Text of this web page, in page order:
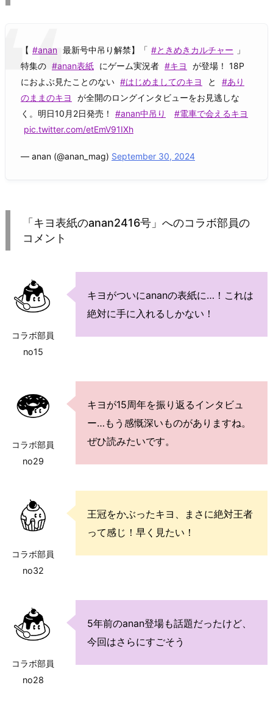
【 #anan 最新号中吊り解禁】「 #ときめきカルチャー
」
特集の #anan表紙 にゲーム実況者 #キヨ
が登場！ 18P
におよぶ見たことのない #はじめましてのキヨ と
#あり
のままのキヨ
が全開のロングインタビューをお見逃しな
く。明日10月2日発売！
#anan中吊り
#電車で会えるキヨ
pic.twitter.com/etEmV91IXh
— anan (@anan_mag) September 30, 2024
「キヨ表紙のanan2416号」へのコラボ部員の
コメント
コラボ部員
no15
キヨがついにananの表紙に…！これは
絶対に手に入れるしかない！
コラボ部員
no29
キヨが15周年を振り返るインタビュ
ー…もう感慨深いものがありますね。
ぜひ読みたいです。
コラボ部員
no32
王冠をかぶったキヨ、まさに絶対王者
って感じ！早く見たい！
コラボ部員
no28
5年前のanan登場も話題だったけど、
今回はさらにすごそう